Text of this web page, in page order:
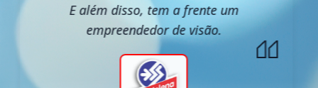
E além disso, tem a frente um
empreendedor de visão.